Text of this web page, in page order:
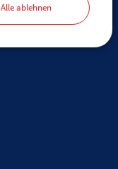
Alle ablehnen